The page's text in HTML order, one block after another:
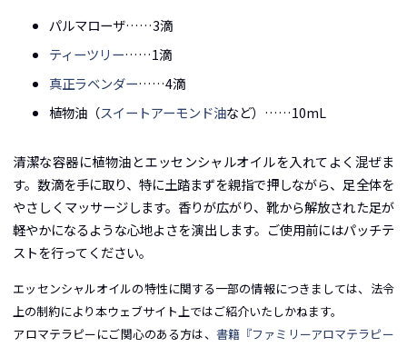
パルマローザ……3滴
ティーツリー……1滴
真正ラベンダー……4滴
植物油（スイートアーモンド油など）……10mL
清潔な容器に植物油とエッセンシャルオイルを入れてよく混ぜま
す。数滴を手に取り、特に土踏まずを親指で押しながら、足全体を
やさしくマッサージします。香りが広がり、靴から解放された足が
軽やかになるような心地よさを演出します。ご使用前にはパッチテ
ストを行ってください。
エッセンシャルオイルの特性に関する一部の情報につきましては、法令
上の制約により本ウェブサイト上ではご紹介いたしかねます。
アロマテラピーにご関心のある方は、 書籍『ファミリーアロマテラピー